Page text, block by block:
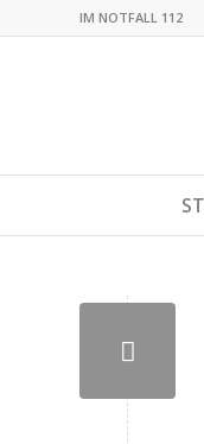
IM NOTFALL 112